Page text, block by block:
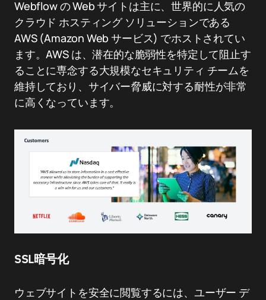
Webflow の Web サイトは主に、世界的に人気の
クラウド ホスティング ソリューションである
AWS (Amazon Web サービス) でホストされてい
ます。AWS は、潜在的な脆弱性を特定して阻止す
ることに専念する大規模なセキュリティ チームを
維持しており、サイバー脅威に対する耐性が非常
に高くなっています。
SSL暗号化
ウェブサイトを安全に閲覧するには、ユーザー デ